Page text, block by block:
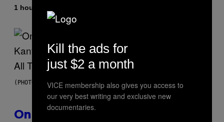
1 hour ago
(PHOTO BY DANIEL BOCZARSKI/GETTY IMAGES FOR VEVO)
On This Day 15 Years Ago, Jay-Z
Kill the ads for
just $2 a month
VICE membership also gives you access to
our very best writing and exclusive new
documentaries.